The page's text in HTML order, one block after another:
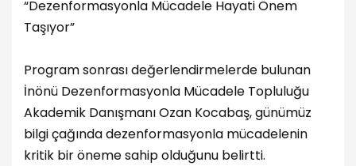
“Dezenformasyonla Mücadele Hayati Önem
Taşıyor”
Program sonrası değerlendirmelerde bulunan
İnönü Dezenformasyonla Mücadele Topluluğu
Akademik Danışmanı Ozan Kocabaş, günümüz
bilgi çağında dezenformasyonla mücadelenin
kritik bir öneme sahip olduğunu belirtti.